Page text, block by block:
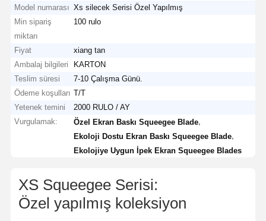
Model numarası Xs silecek Serisi Özel Yapılmış
Min sipariş
miktarı
100 rulo
Fiyat
xiang tan
Ambalaj bilgileri
KARTON
Teslim süresi
7-10 Çalışma Günü.
Ödeme koşulları T/T
Yetenek temini
2000 RULO / AY
Vurgulamak:
Özel Ekran Baskı Squeegee Blade
Ekoloji Dostu Ekran Baskı Squeegee Blade
Ekolojiye Uygun İpek Ekran Squeegee Blades
XS Squeegee Serisi:
Özel yapılmış koleksiyon